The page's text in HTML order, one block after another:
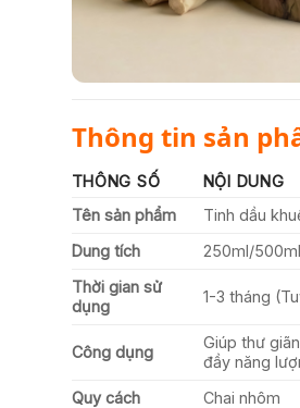
Thông tin sản
THÔNG SỐ
NỘI DUNG
Tên sản phẩm
Tinh dầu
Dung tích
250ml/
Thời gian sử
dụng
1-3 tháng
Công dụng
Giúp thư
đầy năng
Quy cách
Chai nhôm